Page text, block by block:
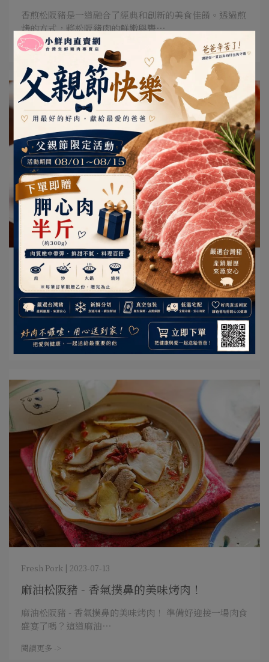
香煎松阪豬是一道融合了經典和創新的美食佳餚。透過煎
烤的方式，將松阪豬肉的鮮嫩與豐⋯
閱讀更多 ->
蔥爆松阪豬 - 美味中式料理的絕佳選擇！
Fresh Pork | 2023-07-13
蔥爆松阪豬是一道美味的中式料理，將嫩滑的松阪豬肉與
香氣四溢的蔥結合在一起，烹調出⋯
閱讀更多 ->
麻油松阪豬 - 香氣撲鼻的美味烤肉！
Fresh Pork | 2023-07-13
麻油松阪豬 - 香氣撲鼻的美味烤肉！ 準備好迎接一場肉食
盛宴了嗎？這道麻油⋯
閱讀更多 ->